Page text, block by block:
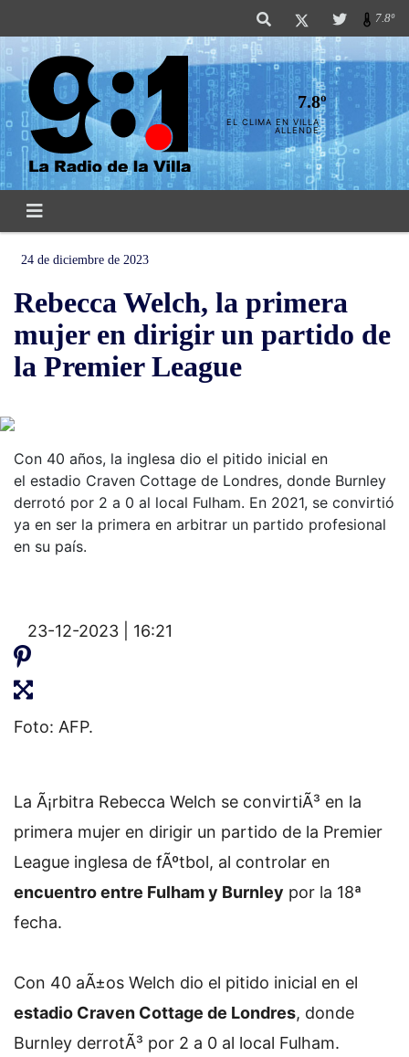
7.8º
7.8º
EL CLIMA EN VILLA
ALLENDE
24 de diciembre de 2023
Rebecca Welch, la primera
mujer en dirigir un partido de
la Premier League
Con 40 años, la inglesa dio el pitido inicial en
el estadio Craven Cottage de Londres, donde Burnley
derrotó por 2 a 0 al local Fulham. En 2021, se convirtió
ya en ser la primera en arbitrar un partido profesional
en su país.
23-12-2023 | 16:21
Foto: AFP.
La Ã¡rbitra Rebecca Welch se convirtiÃ³ en la
primera mujer en dirigir un partido de la Premier
League inglesa de fÃºtbol, al controlar en
encuentro entre Fulham y Burnley por la 18ª
fecha.
Con 40 aÃ±os Welch dio el pitido inicial en el
estadio Craven Cottage de Londres, donde
Burnley derrotÃ³ por 2 a 0 al local Fulham.